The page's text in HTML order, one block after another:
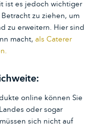
ist es jedoch wichtiger
zu ziehen, um
zu erweitern. Hier sind
macht, als Caterer
online können Sie
oder sogar
sich nicht auf